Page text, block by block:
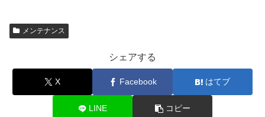
メンテナンス
シェアする
X Facebook はてブ
LINE コピー